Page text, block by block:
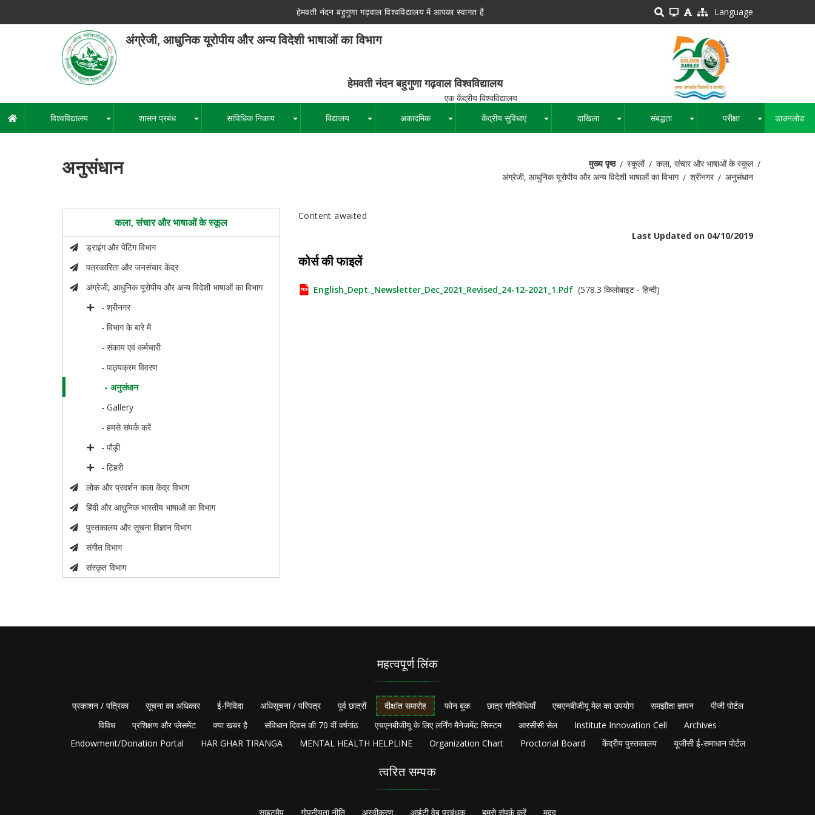
हेमवती नंदन बहुगुणा गढ़वाल विश्वविद्यालय में आपका स्वागत है Language
अंग्रेजी, आधुनिक यूरोपीय और अन्य विदेशी भाषाओं का विभाग
हेमवती नंदन बहुगुणा गढ़वाल विश्वविद्यालय
एक केंद्रीय विश्वविद्यालय
मुख्य
नेविगेशन
विश्वविद्यालय शासन प्रबंध सांविधिक निकाय विद्यालय अकादमिक केंद्रीय सुविधाएं दाखिला संबद्धता परीक्षा डाउनलोड
अनुसंधान मुख्य पृष्ठ स्कूलों
कला, संचार और भाषाओं के स्कूल
अंग्रेजी, आधुनिक यूरोपीय और अन्य विदेशी भाषाओं का विभाग
श्रीनगर अनुसंधान
कला, संचार और भाषाओं के स्कूल
ड्राइंग और पेंटिंग विभाग
पत्रकारिता और जनसंचार केंद्र
अंग्रेजी, आधुनिक यूरोपीय और अन्य विदेशी भाषाओं का विभाग
- श्रीनगर
- विभाग के बारे में
- संकाय एवं कर्मचारी
- पाठ्यक्रम विवरण
- अनुसंधान
- Gallery
- हमसे संपर्क करें
- पौड़ी
- टिहरी
लोक और प्रदर्शन कला केंद्र विभाग
हिंदी और आधुनिक भारतीय भाषाओं का विभाग
पुस्तकालय और सूचना विज्ञान विभाग
संगीत विभाग
संस्कृत विभाग
Content awaited
Last Updated on 04/10/2019
कोर्स की फाइलें
English_Dept._Newsletter_Dec_2021_Revised_24-12-2021_1.pdf (578.3 किलोबाइट - हिन्दी)
महत्वपूर्ण लिंक
प्रकाशन / पत्रिका सूचना का अधिकार ई-निविदा अधिसूचना / परिपत्र पूर्व छात्रों दीक्षांत समारोह फोन बुक छात्र गतिविधियाँ एचएनबीजीयू मेल का उपयोग समझौता ज्ञापन
पीजी पोर्टल
विविध
प्रशिक्षण और प्लेसमेंट क्या खबर है संविधान दिवस की 70 वीं वर्षगांठ एचएनबीजीयू के लिए लर्निंग मैनेजमेंट सिस्टम आरसीसी सेल Institute Innovation Cell
Archives
Endowment/Donation Portal
HAR GHAR TIRANGA MENTAL HEALTH HELPLINE Organization Chart Proctorial Board केंद्रीय पुस्तकालय यूजीसी ई-समाधान पोर्टल
त्वरित सम्पक
साइटमैप गोपनीयता नीति अस्वीकरण आईटी वेब प्रबंधक हमसे संपर्क करें मदद